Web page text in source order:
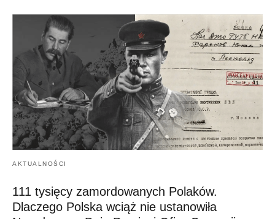
AKTUALNOŚCI
111 tysięcy zamordowanych Polaków.
Dlaczego Polska wciąż nie ustanowiła